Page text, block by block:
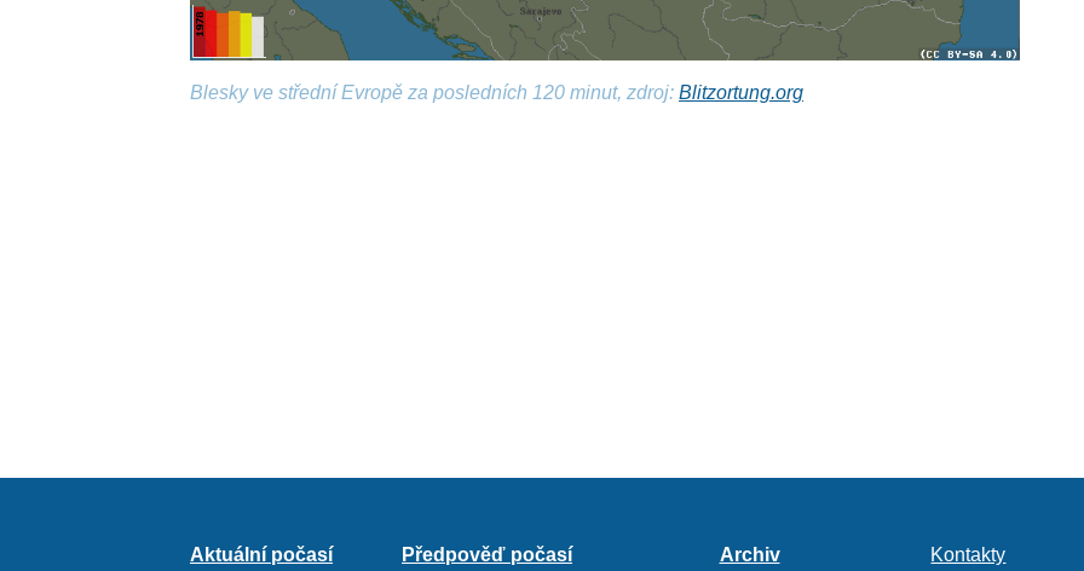
Blesky ve střední Evropě za posledních 120 minut, zdroj:Blitzortung.org
Aktuální počasí Předpověď počasí Archiv Kontakty